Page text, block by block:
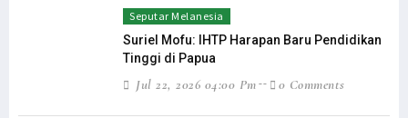
Seputar Melanesia
Suriel Mofu: IHTP Harapan Baru Pendidikan
Tinggi di Papua
Jul 22, 2026 04:00 Pm 0 Comments